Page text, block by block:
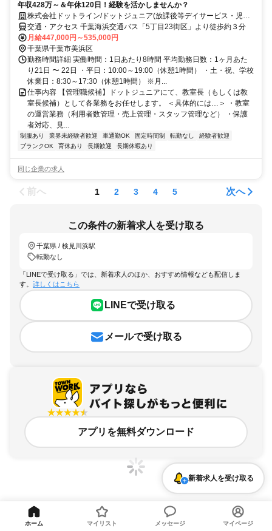
年収428万～＆年休120日！経験を活かしませんか？
株式会社ドットライン/ドットジュニア(放課後等デイサービス・児童
発達支援) 真砂第1教室
交通・アクセス 千葉海浜交通バス「5丁目23街区」より徒歩約３分
月給447,000円～535,000円
千葉県千葉市美浜区
勤務時間詳細 実働時間：1日あたり8時間 平均勤務日数：1ヶ月あた
り21日 〜 22日 ・平日：10:00～19:00（休憩1時間） ・土・祝、学校
休業日：8:30～17:30（休憩1時間） ※月...
仕事内容 【管理職候補】ドットジュニアにて、教室長（もしくは教
室長候補）として各業務をお任せします。 ＜具体的には…＞ ・教室
の運営業務（利用者数管理・売上管理・スタッフ管理など） ・保護
者対応、見...
制服あり 業界未経験者歓迎 車通勤OK 固定時間制 転勤なし
経験者歓迎
ブランクOK
育休あり 長期歓迎 長期休暇あり
同じ企業の求人
前へ 1 2 3 4 5 次へ
この条件の新着求人を受け取る
千葉県 / 検見川浜駅
転勤なし
「LINEで受け取る」では、新着求人のほか、おすすめ情報なども配信しま
す。 詳しくはこちら
LINEで受け取る
メールで受け取る
アプリを無料ダウンロード
千葉県、検見川浜駅、転勤なしのアルバイト・バイト求人情報
新着求人を受け取る
ホーム マイリスト メッセージ マイページ